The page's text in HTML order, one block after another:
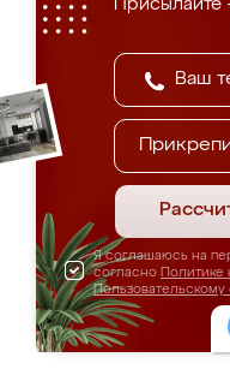
Я соглашаюсь на
согласно Политике